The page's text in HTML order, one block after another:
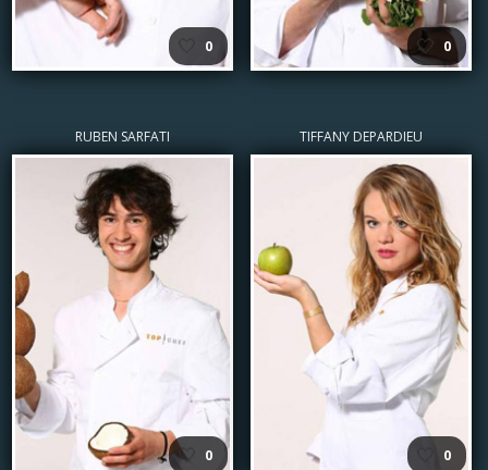
🤍 0 🤍 0
RUBEN SARFATI
🤍 0
TIFFANY DEPARDIEU
0